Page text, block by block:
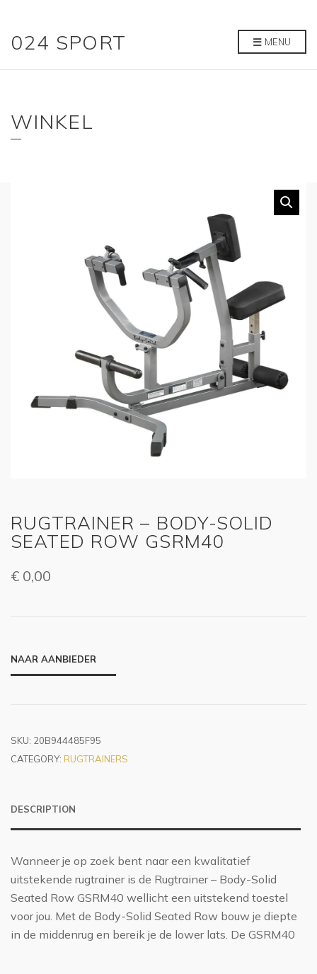
024 SPORT MENU
WINKEL
RUGTRAINER – BODY-SOLID
SEATED ROW GSRM40
€ 0,00
NAAR AANBIEDER
SKU: 20B944485F95
CATEGORY: RUGTRAINERS
DESCRIPTION
Wanneer je op zoek bent naar een kwalitatief
uitstekende rugtrainer is de Rugtrainer – Body-Solid
Seated Row GSRM40 wellicht een uitstekend toestel
voor jou. Met de Body-Solid Seated Row bouw je diepte
in de middenrug en bereik je de lower lats. De GSRM40